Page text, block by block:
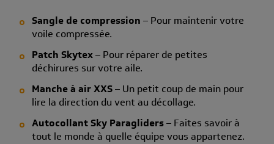
Sangle de compression – Pour maintenir votre
voile compressée.
Patch Skytex– Pour réparer de petites
déchirures sur votre aile.
Manche à air XXS– Un petit coup de main pour
lire la direction du vent au décollage.
Autocollant Sky Paragliders– Faites savoir à
tout le monde à quelle équipe vous appartenez.